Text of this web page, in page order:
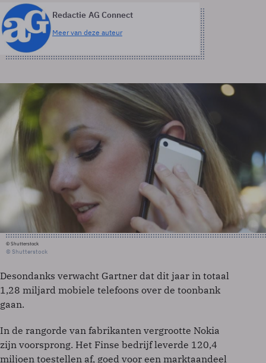
Redactie AG Connect
Meer van deze auteur
© Shutterstock
© Shutterstock
Desondanks verwacht Gartner dat dit jaar in totaal
1,28 miljard mobiele telefoons over de toonbank
gaan.
In de rangorde van fabrikanten vergrootte Nokia
zijn voorsprong. Het Finse bedrijf leverde 120,4
miljoen toestellen af, goed voor een marktaandeel